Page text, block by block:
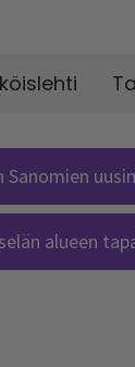
Sanomien
alueen